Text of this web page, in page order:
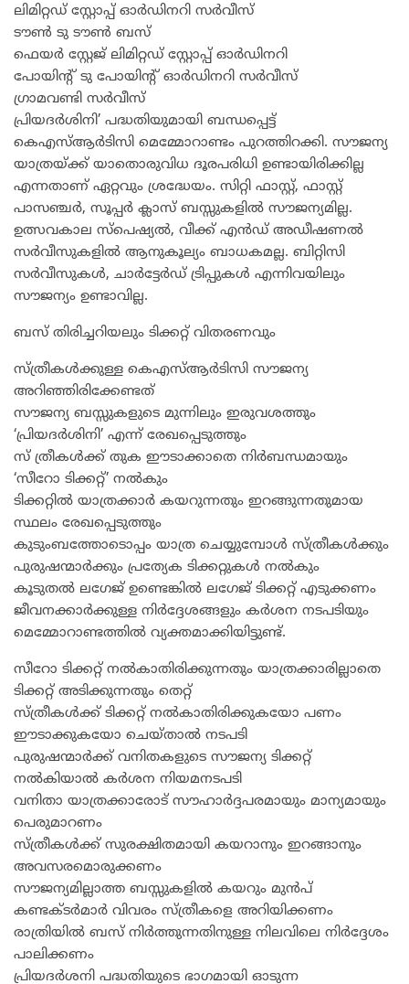
​ലിമിറ്റഡ് സ്റ്റോപ്പ് ഓർഡിനറി സർവീസ്
​ടൗൺ ടു ടൗൺ ബസ്
​ഫെയർ സ്റ്റേജ് ലിമിറ്റഡ് സ്റ്റോപ്പ് ഓർഡിനറി
​പോയിന്റ്‌ ടു പോയിന്റ്‌ ഓർഡിനറി സർവീസ്
​ഗ്രാമവണ്ടി സർവീസ്
പ്രിയദർശിനി’ പദ്ധതിയുമായി ബന്ധപ്പെട്ട്
കെഎസ്ആർടിസി മെമ്മോറാണ്ടം പുറത്തിറക്കി. സൗജന്യ
യാത്രയ്ക്ക് യാതൊരുവിധ ദൂരപരിധി ഉണ്ടായിരിക്കില്ല
എന്നതാണ് ഏറ്റവും ശ്രദ്ധേയം. സിറ്റി ഫാസ്റ്റ്, ഫാസ്റ്റ്
പാസഞ്ചർ, സൂപ്പർ ക്ലാസ് ബസ്സുകളിൽ സൗജന്യമില്ല.
ഉത്സവകാല സ്പെഷ്യൽ, വീക്ക് എൻഡ് അഡീഷണൽ
സർവീസുകളിൽ ആനുകൂല്യം ബാധകമല്ല. ബിറ്റിസി
സർവീസുകൾ, ചാർട്ടേർഡ് ട്രിപ്പുകൾ എന്നിവയിലും
സൗജന്യം ഉണ്ടാവില്ല.
ബസ് തിരിച്ചറിയലും ടിക്കറ്റ് വിതരണവും
സ്ത്രീകൾക്കുള്ള കെഎസ്ആർടിസി സൗജന്യ
അറിഞ്ഞിരിക്കേണ്ടത്
സൗജന്യ ബസ്സുകളുടെ മുന്നിലും ഇരുവശത്തും
‘പ്രിയദർശിനി’ എന്ന് രേഖപ്പെടുത്തും
സ് ത്രീകൾക്ക് തുക ഈടാക്കാതെ നിർബന്ധമായും
‘സീറോ ടിക്കറ്റ്’ നൽകും
ടിക്കറ്റിൽ യാത്രക്കാർ കയറുന്നതും ഇറങ്ങുന്നതുമായ
സ്ഥലം രേഖപ്പെടുത്തും
കുടുംബത്തോടൊപ്പം യാത്ര ചെയ്യുമ്പോൾ സ്ത്രീകൾക്കും
പുരുഷന്മാർക്കും പ്രത്യേക ടിക്കറ്റുകൾ നൽകും
കൂടുതൽ ലഗേജ് ഉണ്ടെങ്കിൽ ലഗേജ് ടിക്കറ്റ് എടുക്കണം
ജീവനക്കാർക്കുള്ള നിർദ്ദേശങ്ങളും കർശന നടപടിയും
മെമ്മോറാണ്ടത്തിൽ വ്യക്തമാക്കിയിട്ടുണ്ട്.
സീറോ ടിക്കറ്റ് നൽകാതിരിക്കുന്നതും യാത്രക്കാരില്ലാതെ
ടിക്കറ്റ് അടിക്കുന്നതും തെറ്റ്
സ്ത്രീകൾക്ക് ടിക്കറ്റ് നൽകാതിരിക്കുകയോ പണം
ഈടാക്കുകയോ ചെയ്താൽ നടപടി
പുരുഷന്മാർക്ക് വനിതകളുടെ സൗജന്യ ടിക്കറ്റ്
നൽകിയാൽ കർശന നിയമനടപടി
വനിതാ യാത്രക്കാരോട് സൗഹാർദ്ദപരമായും മാന്യമായും
പെരുമാറണം
സ്ത്രീകൾക്ക് സുരക്ഷിതമായി കയറാനും ഇറങ്ങാനും
അവസരമൊരുക്കണം
സൗജന്യമില്ലാത്ത ബസ്സുകളിൽ കയറും മുൻപ്
കണ്ടക്ടർമാർ വിവരം സ്ത്രീകളെ അറിയിക്കണം
രാത്രിയിൽ ബസ് നിർത്തുന്നതിനുള്ള നിലവിലെ നിർദ്ദേശം
പാലിക്കണം
പ്രിയദർശനി പദ്ധതിയുടെ ഭാ​ഗമായി ഓടുന്ന